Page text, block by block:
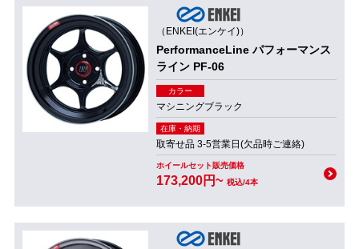
（ENKEI(エンケイ)）
PerformanceLine パフォーマンス
ライン PF-06
カラー
マシニングブラック
在庫・納期
取寄せ品 3-5営業日(欠品時ご連絡)
ホイールセット販売価格
173,200円~ 税込/4本